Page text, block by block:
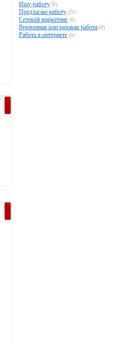
Ищу работу (2)
Предлагаю работу (21)
Сетевой маркетинг (0)
Временная или разовая работа (0)
Работа в интернете (0)